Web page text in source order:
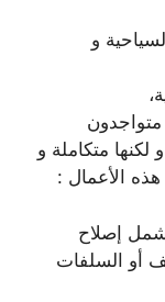
و
متواجدون
متكاملة و
الأعمال :
إصلاح
أو السلفات